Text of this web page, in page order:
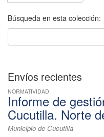
Búsqueda en esta colección:
Envíos recientes
NORMATIVIDAD
Informe de
Cucutilla. Norte
Municipio de Cucutilla